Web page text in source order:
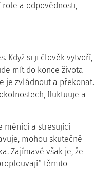
a odpovědnosti,
Když si ji člověk vytvoří,
mít do konce života
je zvládnout a překonat.
fluktuuje a
měnící a stresující
mohou skutečně
Zajímavé však je, že
těmito